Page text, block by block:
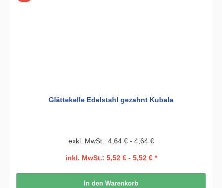
Glättekelle Edelstahl gezahnt Kubala
exkl. MwSt.: 4,64 € - 4,64 €
inkl. MwSt.: 5,52 € - 5,52 € *
In den Warenkorb